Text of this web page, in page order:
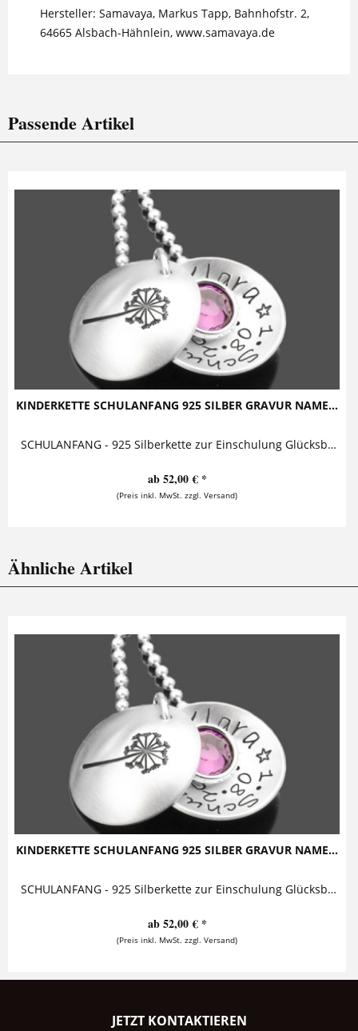
Hersteller: Samavaya, Markus Tapp, Bahnhofstr. 2,
64665 Alsbach-Hähnlein, www.samavaya.de
Passende Artikel
KINDERKETTE SCHULANFANG 925 SILBER GRAVUR NAME...
SCHULANFANG - 925 Silberkette zur Einschulung Glücksbringer mit Namensgravur Kinderschmuck mit Gravur zum Schulbeginn bestehend aus zwei...
ab 52,00 € *
(Preis inkl. MwSt. zzgl. Versand)
Ähnliche Artikel
KINDERKETTE SCHULANFANG 925 SILBER GRAVUR NAME...
SCHULANFANG - 925 Silberkette zur Einschulung Glücksbringer mit Namensgravur Kinderschmuck mit Gravur zum Schulbeginn bestehend aus zwei...
ab 52,00 € *
(Preis inkl. MwSt. zzgl. Versand)
JETZT KONTAKTIEREN